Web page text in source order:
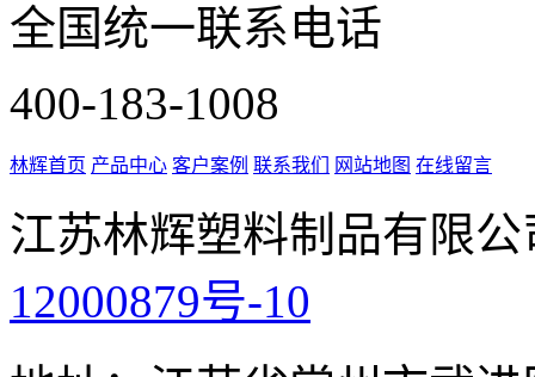
全国统一联系电话
400-183-1008
林辉首页 产品中心 客户案例 联系我们 网站地图 在线留言
江苏林辉塑料制品有限
12000879号-10